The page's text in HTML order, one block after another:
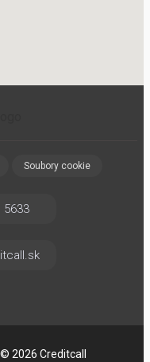
Soubory cookie
5633
2026 Creditcall